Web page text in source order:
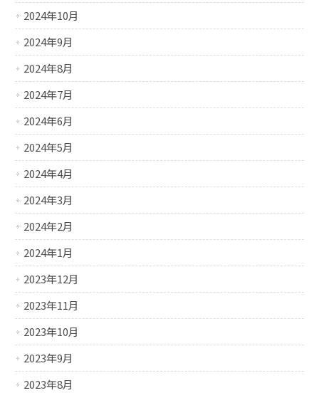
2024年10月
2024年9月
2024年8月
2024年7月
2024年6月
2024年5月
2024年4月
2024年3月
2024年2月
2024年1月
2023年12月
2023年11月
2023年10月
2023年9月
2023年8月